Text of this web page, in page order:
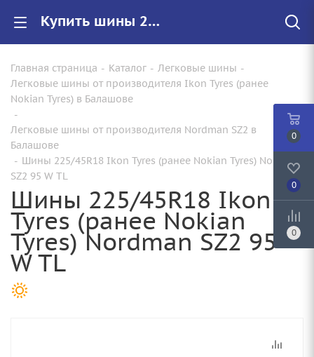
Купить шины 225/45R18 Ikon Tyres (ранее Nokian Tyres) Nordman SZ2 95 W TL |Арт.T731737 по цене от 12070.00 руб. в Балашове с доставкой
Главная страница - Каталог - Легковые шины -
Легковые шины от производителя Ikon Tyres (ранее
Nokian Tyres) в Балашове
-
Легковые шины от производителя Nordman SZ2 в
Балашове
- Шины 225/45R18 Ikon Tyres (ранее Nokian Tyres) Nordman
SZ2 95 W TL
Шины 225/45R18 Ikon
Tyres (ранее Nokian
Tyres) Nordman SZ2 95
W TL
0
0
0